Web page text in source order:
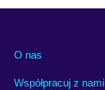
O nas
Współpracuj z nami